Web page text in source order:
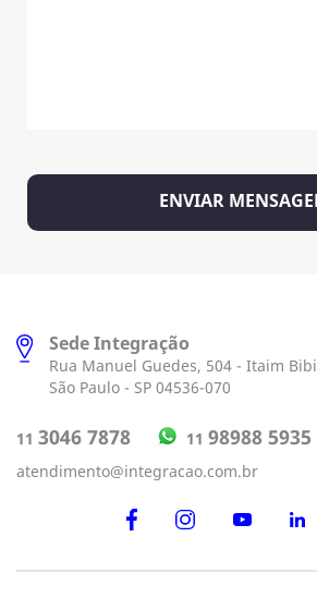
Sede Integração
Rua Manuel Guedes, 504 - Itaim Bibi
São Paulo - SP 04536-070
11 3046 7878 11 98988 5935
atendimento@integracao.com.br